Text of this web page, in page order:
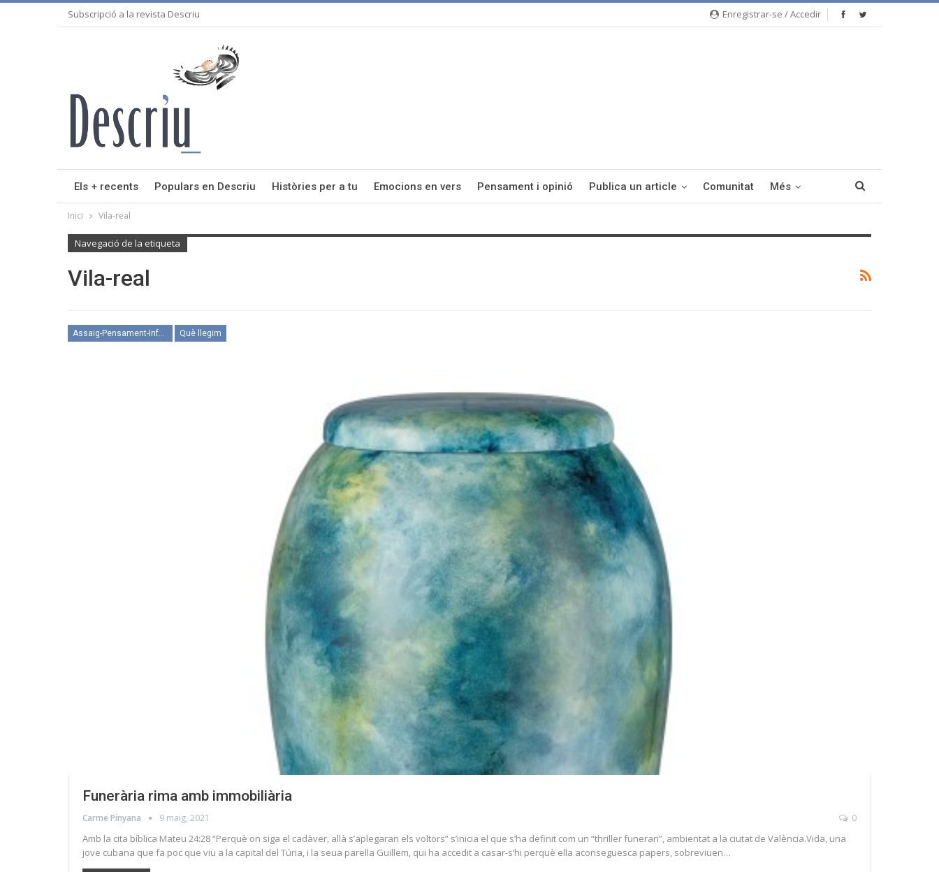
Enregistrar-se / Accedir
Subscripció a la revista Descriu
Els + recents Populars en Descriu Històries per a tu Emocions en vers Pensament i opinió Publica un article Comunitat Més
Inici Vila-real
Navegació de la etiqueta
Vila-real
Assaig-Pensament-Informació Què llegim
Funerària rima amb immobiliària
Carme Pinyana 9 maig, 2021 0
Amb la cita bíblica Mateu 24:28 “Perquè on siga el cadàver, allà s’aplegaran els voltors” s’inicia el que s’ha definit com un “thriller funerari”, ambientat a la ciutat de València.Vida, una
jove cubana que fa poc que viu a la capital del Túria, i la seua parella Guillem, qui ha accedit a casar-s’hi perquè ella aconseguesca papers, sobreviuen…